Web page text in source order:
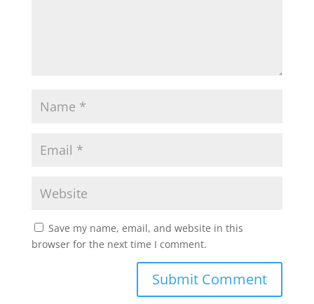
Save my name, email, and website in this
browser for the next time I comment.